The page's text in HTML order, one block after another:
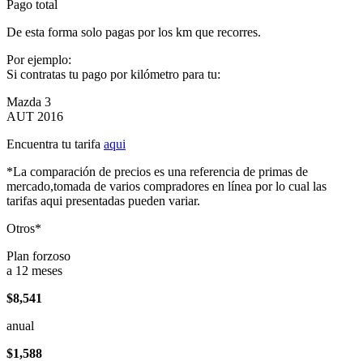
Pago total
De esta forma solo pagas por los km que recorres.
Por ejemplo:
Si contratas tu pago por kilómetro para tu:
Mazda 3
AUT 2016
Encuentra tu tarifa aqui
*La comparación de precios es una referencia de primas de
mercado,tomada de varios compradores en línea por lo cual las
tarifas aqui presentadas pueden variar.
Otros*
Plan forzoso
a 12 meses
$8,541
anual
$1,588